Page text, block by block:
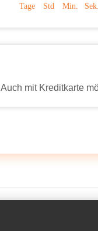
Tage Std Min. Sek.
Auch mit Kreditkarte